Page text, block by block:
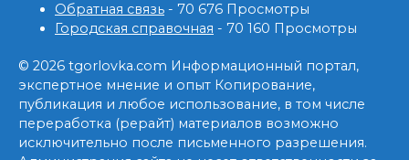
Обратная связь - 70 676 Просмотры
Городская справочная - 70 160 Просмотры
© 2026 tgorlovka.com Информационный портал,
экспертное мнение и опыт Копирование,
публикация и любое использование, в том числе
переработка (рерайт) материалов возможно
исключительно после письменного разрешения.